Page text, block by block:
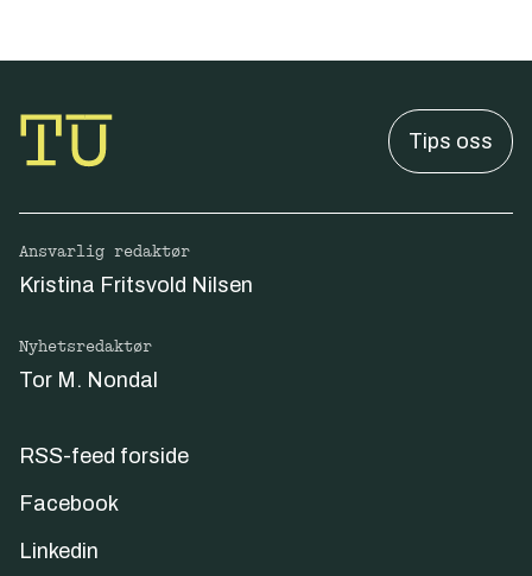
Tips oss
Ansvarlig redaktør
Kristina Fritsvold Nilsen
Nyhetsredaktør
Tor M. Nondal
RSS-feed forside
Facebook
Linkedin